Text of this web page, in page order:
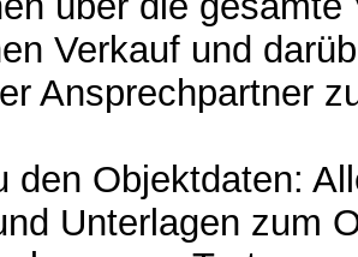
Verkauf und
Ansprechpartner
den Objektdaten:
Unterlagen zum